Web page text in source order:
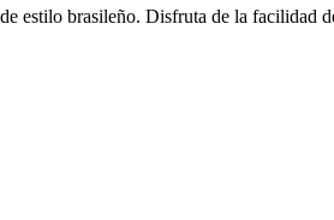
estilo brasileño. Disfruta de la facilidad